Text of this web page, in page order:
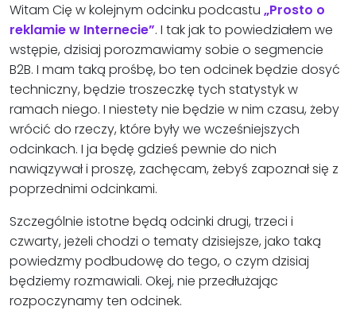
Witam Cię w kolejnym odcinku podcastu „Prosto o
reklamie w Internecie”. I tak jak to powiedziałem we
wstępie, dzisiaj porozmawiamy sobie o segmencie
B2B. I mam taką prośbę, bo ten odcinek będzie dosyć
techniczny, będzie troszeczkę tych statystyk w
ramach niego. I niestety nie będzie w nim czasu, żeby
wrócić do rzeczy, które były we wcześniejszych
odcinkach. I ja będę gdzieś pewnie do nich
nawiązywał i proszę, zachęcam, żebyś zapoznał się z
poprzednimi odcinkami.
Szczególnie istotne będą odcinki drugi, trzeci i
czwarty, jeżeli chodzi o tematy dzisiejsze, jako taką
powiedzmy podbudowę do tego, o czym dzisiaj
będziemy rozmawiali. Okej, nie przedłużając
rozpoczynamy ten odcinek.